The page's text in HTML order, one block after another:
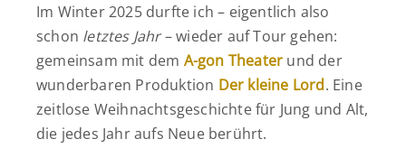
Im Winter 2025 durfte ich – eigentlich also
schon letztes Jahr– wieder auf Tour gehen:
gemeinsam mit dem A-gon Theater und der
wunderbaren Produktion Der kleine Lord. Eine
zeitlose Weihnachtsgeschichte für Jung und Alt,
die jedes Jahr aufs Neue berührt.